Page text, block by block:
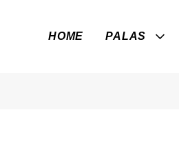
HOME PALAS